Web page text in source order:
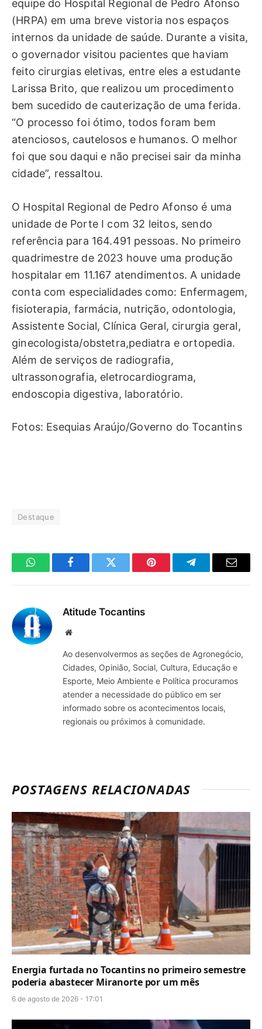
equipe do Hospital Regional de Pedro Afonso
(HRPA) em uma breve vistoria nos espaços
internos da unidade de saúde. Durante a visita,
o governador visitou pacientes que haviam
feito cirurgias eletivas, entre eles a estudante
Larissa Brito, que realizou um procedimento
bem sucedido de cauterização de uma ferida.
“O processo foi ótimo, todos foram bem
atenciosos, cautelosos e humanos. O melhor
foi que sou daqui e não precisei sair da minha
cidade”, ressaltou.
O Hospital Regional de Pedro Afonso é uma
unidade de Porte I com 32 leitos, sendo
referência para 164.491 pessoas. No primeiro
quadrimestre de 2023 houve uma produção
hospitalar em 11.167 atendimentos. A unidade
conta com especialidades como: Enfermagem,
fisioterapia, farmácia, nutrição, odontologia,
Assistente Social, Clínica Geral, cirurgia geral,
ginecologista/obstetra,pediatra e ortopedia.
Além de serviços de radiografia,
ultrassonografia, eletrocardiograma,
endoscopia digestiva, laboratório.
Fotos: Esequias Araújo/Governo do Tocantins
Destaque
WhatsAppFacebookTwitter Pinterest TelegramaE-
Atitude Tocantins
Site
Ao desenvolvermos as seções de Agronegócio,
Cidades, Opinião, Social, Cultura, Educação e
Esporte, Meio Ambiente e Política procuramos
atender a necessidade do público em ser
informado sobre os acontecimentos locais,
regionais ou próximos à comunidade.
POSTAGENS RELACIONADAS
Energia furtada no Tocantins no primeiro semestre
poderia abastecer Miranorte por um mês
6 de agosto de 2026 - 17:01